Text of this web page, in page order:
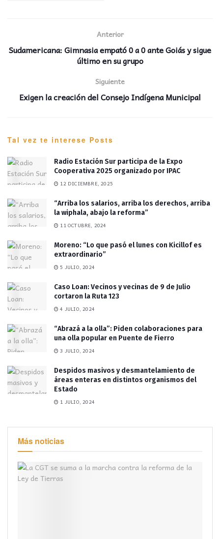
Anterior
Sudamericana: Gimnasia empató 0 a 0 ante Goiás y sigue
último en su grupo
Siguiente
Exigen la creación del Consejo Indígena Municipal
Tal vez te interese Posts
Radio Estación Sur participa de la Expo
Cooperativa 2025 organizado por IPAC
12 DICIEMBRE, 2025
“Arriba los salarios, arriba los derechos, arriba
la wiphala, abajo la reforma”
11 OCTUBRE, 2024
Moreno: “Lo que pasó el lunes con Kicillof es
extraordinario”
5 JULIO, 2024
Caso Loan: Vecinos y vecinas de 9 de Julio
cortaron la Ruta 123
4 JULIO, 2024
“Abrazá a la olla”: Piden colaboraciones para
una olla popular en Puente de Fierro
3 JULIO, 2024
Despidos masivos y desmantelamiento de
áreas enteras en distintos organismos del
Estado
1 JULIO, 2024
Más noticias